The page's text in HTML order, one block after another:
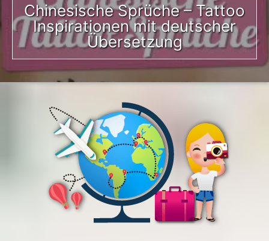
Chinesische Sprüche – Tattoo
Inspirationen mit deutscher
Übersetzung